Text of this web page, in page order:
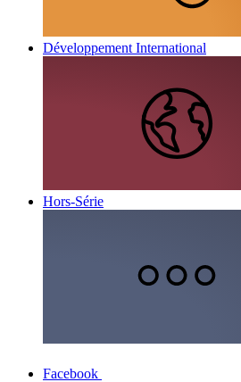
Développement International
Hors-Série
Facebook